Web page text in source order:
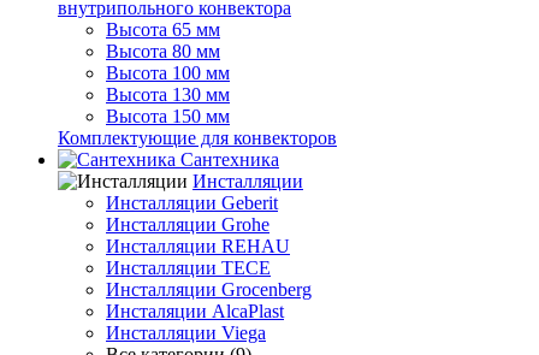
внутрипольного конвектора
Высота 65 мм
Высота 80 мм
Высота 100 мм
Высота 130 мм
Высота 150 мм
Комплектующие для конвекторов
Сантехника
Инсталляции
Инсталляции Geberit
Инсталляции Grohe
Инсталляции REHAU
Инсталляции TECE
Инсталляции Grocenberg
Инсталяции AlcaPlast
Инсталляции Viega